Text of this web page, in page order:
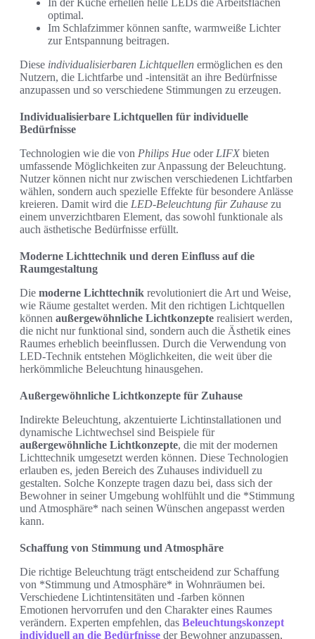
In der Küche erhellen helle LEDs die Arbeitsflächen
optimal.
Im Schlafzimmer können sanfte, warmweiße Lichter
zur Entspannung beitragen.
Diese individualisierbaren Lichtquellen ermöglichen es den
Nutzern, die Lichtfarbe und -intensität an ihre Bedürfnisse
anzupassen und so verschiedene Stimmungen zu erzeugen.
Individualisierbare Lichtquellen für individuelle
Bedürfnisse
Technologien wie die von Philips Hue oder LIFX bieten
umfassende Möglichkeiten zur Anpassung der Beleuchtung.
Nutzer können nicht nur zwischen verschiedenen Lichtfarben
wählen, sondern auch spezielle Effekte für besondere Anlässe
kreieren. Damit wird die LED-Beleuchtung für Zuhause zu
einem unverzichtbaren Element, das sowohl funktionale als
auch ästhetische Bedürfnisse erfüllt.
Moderne Lichttechnik und deren Einfluss auf die
Raumgestaltung
Die moderne Lichttechnik revolutioniert die Art und Weise,
wie Räume gestaltet werden. Mit den richtigen Lichtquellen
können außergewöhnliche Lichtkonzepte realisiert werden,
die nicht nur funktional sind, sondern auch die Ästhetik eines
Raumes erheblich beeinflussen. Durch die Verwendung von
LED-Technik entstehen Möglichkeiten, die weit über die
herkömmliche Beleuchtung hinausgehen.
Außergewöhnliche Lichtkonzepte für Zuhause
Indirekte Beleuchtung, akzentuierte Lichtinstallationen und
dynamische Lichtwechsel sind Beispiele für
außergewöhnliche Lichtkonzepte, die mit der modernen
Lichttechnik umgesetzt werden können. Diese Technologien
erlauben es, jeden Bereich des Zuhauses individuell zu
gestalten. Solche Konzepte tragen dazu bei, dass sich der
Bewohner in seiner Umgebung wohlfühlt und die *Stimmung
und Atmosphäre* nach seinen Wünschen angepasst werden
kann.
Schaffung von Stimmung und Atmosphäre
Die richtige Beleuchtung trägt entscheidend zur Schaffung
von *Stimmung und Atmosphäre* in Wohnräumen bei.
Verschiedene Lichtintensitäten und -farben können
Emotionen hervorrufen und den Charakter eines Raumes
verändern. Experten empfehlen, das Beleuchtungskonzept
individuell an die Bedürfnisse der Bewohner anzupassen,